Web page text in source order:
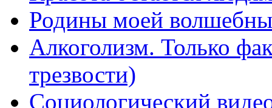
Родины моей
Алкоголизм. Только
трезвости)
Социологический